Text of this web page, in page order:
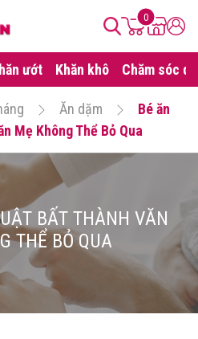
0
ướt Khăn khô Chăm sóc da
Ăn dặm
Bé ăn
Mẹ Không Thể Bỏ Qua
BẤT THÀNH VĂN
THỂ BỎ QUA